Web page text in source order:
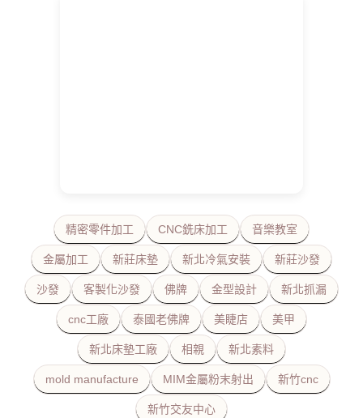
精密零件加工 CNC銑床加工 音樂教室
金屬加工 新莊床墊 新北冷氣安裝 新莊沙發
沙發 客製化沙發 佛牌 金型設計 新北抓漏
cnc工廠 泰國老佛牌 美睫店 美甲
新北床墊工廠 相親 新北素料
mold manufacture MIM金屬粉末射出 新竹cnc
新竹交友中心